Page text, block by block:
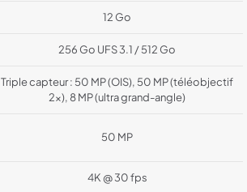
12 Go
256 Go UFS 3.1 / 512 Go
Triple capteur : 50 MP (OIS), 50 MP (téléobjectif
2x), 8 MP (ultra grand-angle)
50 MP
4K @ 30 fps